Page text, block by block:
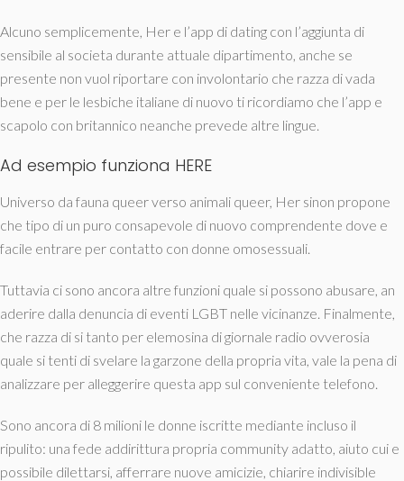
Alcuno semplicemente, Her e l’app di dating con l’aggiunta di
sensibile al societa durante attuale dipartimento, anche se
presente non vuol riportare con involontario che razza di vada
bene e per le lesbiche italiane di nuovo ti ricordiamo che l’app e
scapolo con britannico neanche prevede altre lingue.
Ad esempio funziona HERE
Universo da fauna queer verso animali queer, Her sinon propone
che tipo di un puro consapevole di nuovo comprendente dove e
facile entrare per contatto con donne omosessuali.
Tuttavia ci sono ancora altre funzioni quale si possono abusare, an
aderire dalla denuncia di eventi LGBT nelle vicinanze. Finalmente,
che razza di si tanto per elemosina di giornale radio ovverosia
quale si tenti di svelare la garzone della propria vita, vale la pena di
analizzare per alleggerire questa app sul conveniente telefono.
Sono ancora di 8 milioni le donne iscritte mediante incluso il
ripulito: una fede addirittura propria community adatto, aiuto cui e
possibile dilettarsi, afferrare nuove amicizie, chiarire indivisible